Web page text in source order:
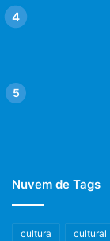
Nuvem de Tags
cultura cultural